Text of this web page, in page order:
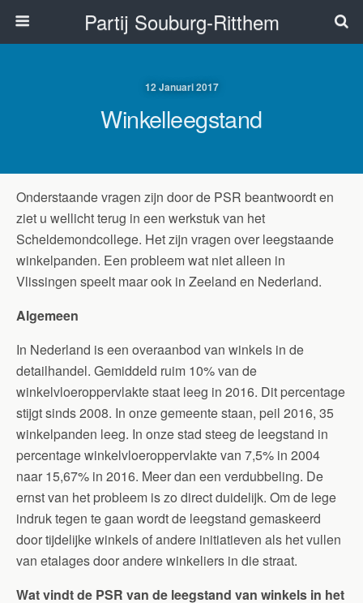
Partij Souburg-Ritthem
12 Januari 2017
Winkelleegstand
Onderstaande vragen zijn door de PSR beantwoordt en
ziet u wellicht terug in een werkstuk van het
Scheldemondcollege. Het zijn vragen over leegstaande
winkelpanden. Een probleem wat niet alleen in
Vlissingen speelt maar ook in Zeeland en Nederland.
Algemeen
In Nederland is een overaanbod van winkels in de
detailhandel. Gemiddeld ruim 10% van de
winkelvloeroppervlakte staat leeg in 2016. Dit percentage
stijgt sinds 2008. In onze gemeente staan, peil 2016, 35
winkelpanden leeg. In onze stad steeg de leegstand in
percentage winkelvloeroppervlakte van 7,5% in 2004
naar 15,67% in 2016. Meer dan een verdubbeling. De
ernst van het probleem is zo direct duidelijk. Om de lege
indruk tegen te gaan wordt de leegstand gemaskeerd
door tijdelijke winkels of andere initiatieven als het vullen
van etalages door andere winkeliers in die straat.
Wat vindt de PSR van de leegstand van winkels in het